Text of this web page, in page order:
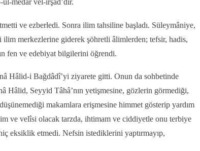
medâr vel-irşâd’dır.
ve ezberledi. Sonra ilim tahsiline başladı. Süleymâniye,
merkezlerine giderek şöhretli âlimlerden; tefsir, hadis,
fen ve edebiyat bilgilerini öğrendi.
Hâlid-i Bağdâdî’yi ziyarete gitti. Onun da sohbetinde
Hâlid, Seyyid Tâhâ’nın yetişmesine, gözlerin görmediği,
makamlara erişmesine himmet gösterip yardım
ve velîsi olacak tarzda, ihtimam ve ciddiyetle onu terbiye
eksiklik etmedi. Nefsin istediklerini yaptırmayıp,